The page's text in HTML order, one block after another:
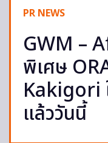
PR NEWS
GWM –
พิเศษ
Kakigori
แล้ววันนี้